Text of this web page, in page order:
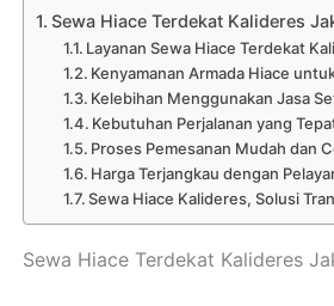
Sewa Hiace Terdekat Kalideres
Layanan Sewa Hiace Terdekat
Kenyamanan Armada Hiace
Kelebihan Menggunakan Jasa
Kebutuhan Perjalanan yang
Proses Pemesanan Mudah dan
Harga Terjangkau dengan
Sewa Hiace Kalideres, Solusi
Sewa Hiace Terdekat Kalideres